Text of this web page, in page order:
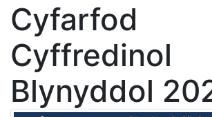
Cyfarfod
Cyffredinol
Blynyddol